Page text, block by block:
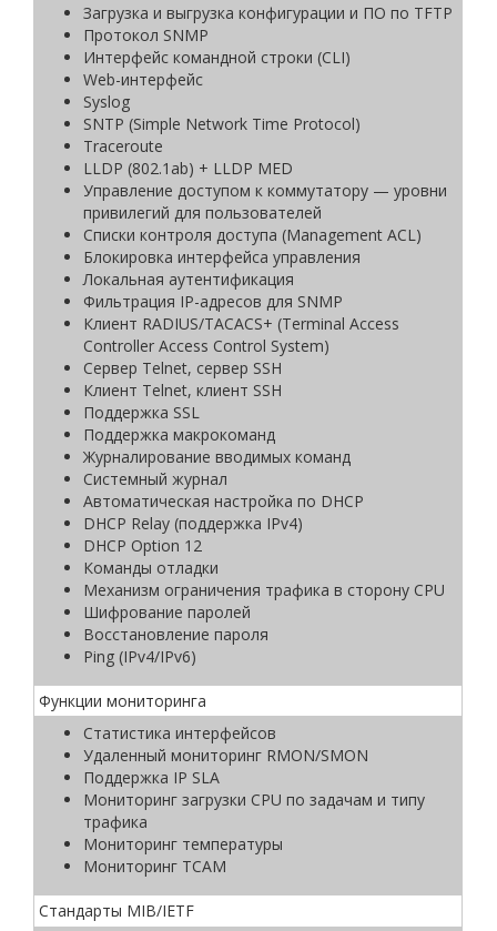
Загрузка и выгрузка конфигурации и ПО по TFTP
Протокол SNMP
Интерфейс командной строки (CLI)
Web-интерфейс
Syslog
SNTP (Simple Network Time Protocol)
Traceroute
LLDP (802.1ab) + LLDP MED
Управление доступом к коммутатору — уровни
привилегий для пользователей
Списки контроля доступа (Management ACL)
Блокировка интерфейса управления
Локальная аутентификация
Фильтрация IP-адресов для SNMP
Клиент RADIUS/TACACS+ (Terminal Access
Controller Access Control System)
Сервер Telnet, сервер SSH
Клиент Telnet, клиент SSH
Поддержка SSL
Поддержка макрокоманд
Журналирование вводимых команд
Системный журнал
Автоматическая настройка по DHCP
DHCP Relay (поддержка IPv4)
DHCP Option 12
Команды отладки
Механизм ограничения трафика в сторону CPU
Шифрование паролей
Восстановление пароля
Ping (IPv4/IPv6)
Функции мониторинга
Статистика интерфейсов
Удаленный мониторинг RMON/SMON
Поддержка IP SLA
Мониторинг загрузки CPU по задачам и типу
трафика
Мониторинг температуры
Мониторинг TCAM
Стандарты MIB/IETF